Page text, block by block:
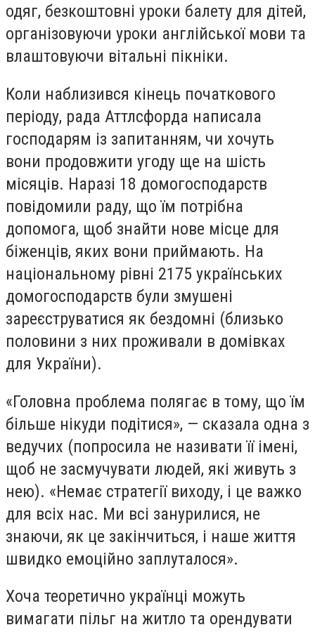
одяг, безкоштовні уроки балету для дітей,
організовуючи уроки англійської мови та
влаштовуючи вітальні пікніки.
Коли наблизився кінець початкового
періоду, рада Аттлсфорда написала
господарям із запитанням, чи хочуть
вони продовжити угоду ще на шість
місяців. Наразі 18 домогосподарств
повідомили раду, що їм потрібна
допомога, щоб знайти нове місце для
біженців, яких вони приймають. На
національному рівні 2175 українських
домогосподарств були змушені
зареєструватися як бездомні (близько
половини з них проживали в домівках
для України).
«Головна проблема полягає в тому, що їм
більше нікуди подітися», — сказала одна з
ведучих (попросила не називати її імені,
щоб не засмучувати людей, які живуть з
нею). «Немає стратегії виходу, і це важко
для всіх нас. Ми всі занурилися, не
знаючи, як це закінчиться, і наше життя
швидко емоційно заплуталося».
Хоча теоретично українці можуть
вимагати пільг на житло та орендувати